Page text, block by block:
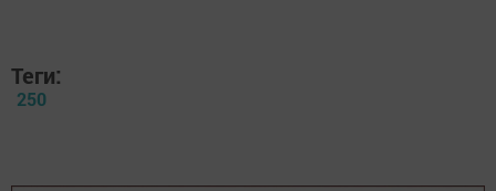
Теги:
250